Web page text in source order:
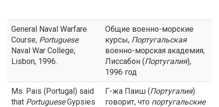
General Naval Warfare
Course, Portuguese
Naval War College,
Lisbon, 1996.
Общие военно-морские
курсы, Португальская
военно-морская академия,
Лиссабон (Португалия),
1996 год
Ms. Pais (Portugal) said
that PortugueseGypsies
Г-жа Паиш (Португалия)
говорит, что португальские